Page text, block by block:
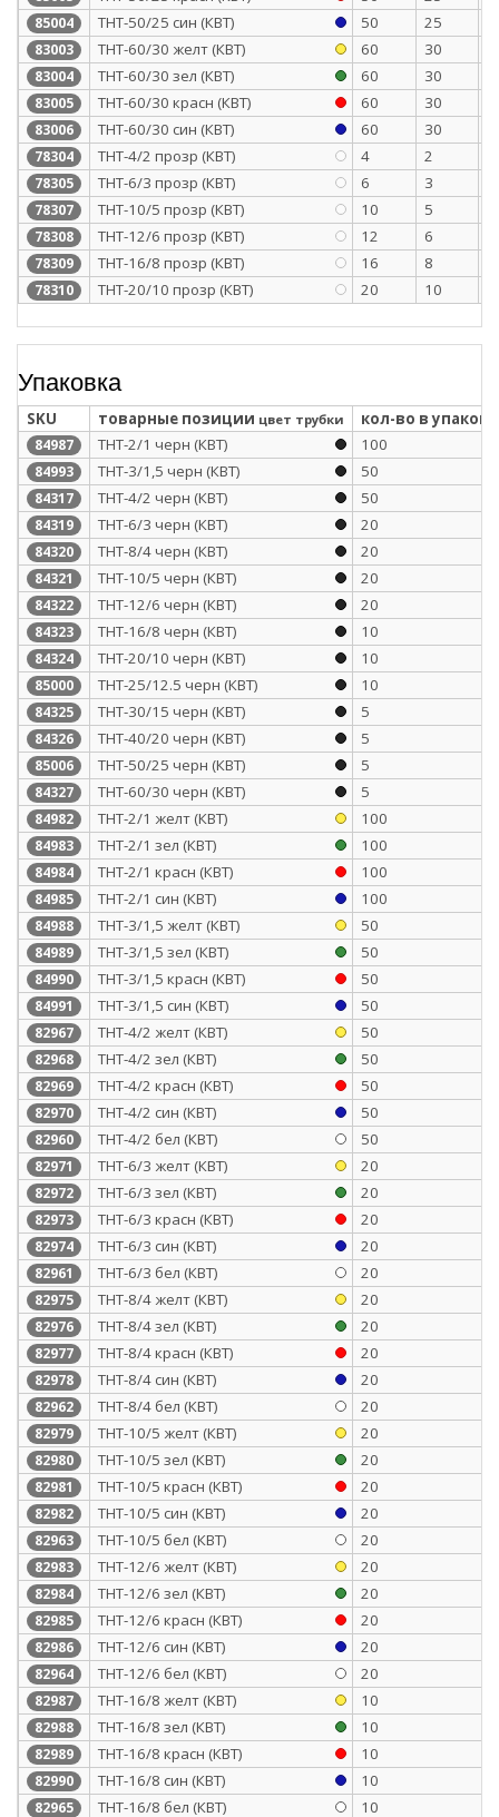
85004 ТНТ-50/25 син (КВТ) 50 25
83003 ТНТ-60/30 желт (КВТ) 60 30
83004 ТНТ-60/30 зел (КВТ) 60 30
83005 ТНТ-60/30 красн (КВТ) 60 30
83006 ТНТ-60/30 син (КВТ) 60 30
78304 ТНТ-4/2 прозр (КВТ) 4 2
78305 ТНТ-6/3 прозр (КВТ) 6 3
78307 ТНТ-10/5 прозр (КВТ) 10 5
78308 ТНТ-12/6 прозр (КВТ) 12 6
78309 ТНТ-16/8 прозр (КВТ) 16 8
78310 ТНТ-20/10 прозр (КВТ) 20 10
Упаковка
SKU товарные позиции цвет трубки кол-во в
84987 ТНТ-2/1 черн (КВТ) 100
84993 ТНТ-3/1,5 черн (КВТ) 50
84317 ТНТ-4/2 черн (КВТ) 50
84319 ТНТ-6/3 черн (КВТ) 20
84320 ТНТ-8/4 черн (КВТ) 20
84321 ТНТ-10/5 черн (КВТ) 20
84322 ТНТ-12/6 черн (КВТ) 20
84323 ТНТ-16/8 черн (КВТ) 10
84324 ТНТ-20/10 черн (КВТ) 10
85000 ТНТ-25/12.5 черн (КВТ) 10
84325 ТНТ-30/15 черн (КВТ) 5
84326 ТНТ-40/20 черн (КВТ) 5
85006 ТНТ-50/25 черн (КВТ) 5
84327 ТНТ-60/30 черн (КВТ) 5
84982 ТНТ-2/1 желт (КВТ) 100
84983 ТНТ-2/1 зел (КВТ) 100
84984 ТНТ-2/1 красн (КВТ) 100
84985 ТНТ-2/1 син (КВТ) 100
84988 ТНТ-3/1,5 желт (КВТ) 50
84989 ТНТ-3/1,5 зел (КВТ) 50
84990 ТНТ-3/1,5 красн (КВТ) 50
84991 ТНТ-3/1,5 син (КВТ) 50
82967 ТНТ-4/2 желт (КВТ) 50
82968 ТНТ-4/2 зел (КВТ) 50
82969 ТНТ-4/2 красн (КВТ) 50
82970 ТНТ-4/2 син (КВТ) 50
82960 ТНТ-4/2 бел (КВТ) 50
82971 ТНТ-6/3 желт (КВТ) 20
82972 ТНТ-6/3 зел (КВТ) 20
82973 ТНТ-6/3 красн (КВТ) 20
82974 ТНТ-6/3 син (КВТ) 20
82961 ТНТ-6/3 бел (КВТ) 20
82975 ТНТ-8/4 желт (КВТ) 20
82976 ТНТ-8/4 зел (КВТ) 20
82977 ТНТ-8/4 красн (КВТ) 20
82978 ТНТ-8/4 син (КВТ) 20
82962 ТНТ-8/4 бел (КВТ) 20
82979 ТНТ-10/5 желт (КВТ) 20
82980 ТНТ-10/5 зел (КВТ) 20
82981 ТНТ-10/5 красн (КВТ) 20
82982 ТНТ-10/5 син (КВТ) 20
82963 ТНТ-10/5 бел (КВТ) 20
82983 ТНТ-12/6 желт (КВТ) 20
82984 ТНТ-12/6 зел (КВТ) 20
82985 ТНТ-12/6 красн (КВТ) 20
82986 ТНТ-12/6 син (КВТ) 20
82964 ТНТ-12/6 бел (КВТ) 20
82987 ТНТ-16/8 желт (КВТ) 10
82988 ТНТ-16/8 зел (КВТ) 10
82989 ТНТ-16/8 красн (КВТ) 10
82990 ТНТ-16/8 син (КВТ) 10
82965 ТНТ-16/8 бел (КВТ) 10